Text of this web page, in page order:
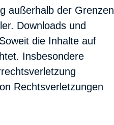
außerhalb der Grenzen
Downloads und
die Inhalte auf
Insbesondere
Rechtsverletzungen